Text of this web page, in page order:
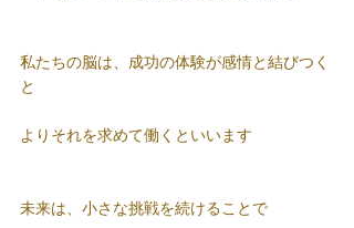
私たちの脳は、成功の体験が感情と結びつく
と
よりそれを求めて働くといいます
未来は、小さな挑戦を続けることで